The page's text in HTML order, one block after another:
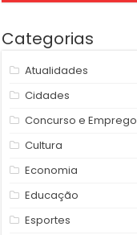
Categorias
Atualidades
Cidades
Concurso e Emprego
Cultura
Economia
Educação
Esportes